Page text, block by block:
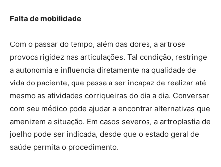
Falta de mobilidade
Com o passar do tempo, além das dores, a artrose
provoca rigidez nas articulações. Tal condição, restringe
a autonomia e influencia diretamente na qualidade de
vida do paciente, que passa a ser incapaz de realizar até
mesmo as atividades corriqueiras do dia a dia. Conversar
com seu médico pode ajudar a encontrar alternativas que
amenizem a situação. Em casos severos, a artroplastia de
joelho pode ser indicada, desde que o estado geral de
saúde permita o procedimento.